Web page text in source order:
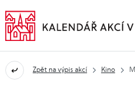
Zpět na výpis akcí Kino